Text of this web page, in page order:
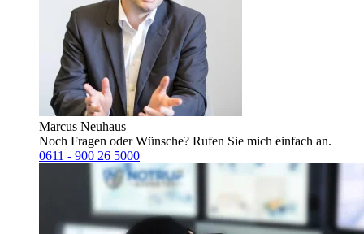
Marcus Neuhaus
Noch Fragen oder Wünsche? Rufen Sie mich einfach an.
0611 - 900 26 5000